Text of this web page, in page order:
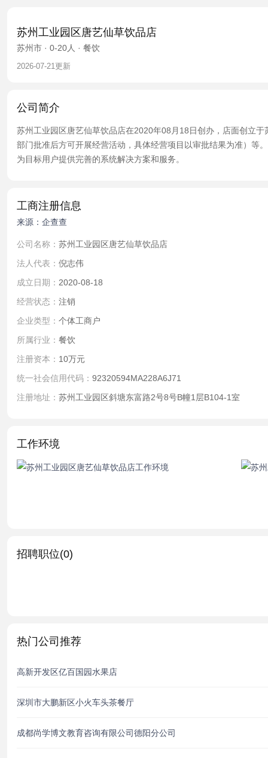
苏州工业园区唐艺仙草饮品店
苏州市 · 0-20人 · 餐饮
2026-07-21更新
公司简介
苏州工业园区唐艺仙草饮品店在2020年08月18日创办，店面创立
部门批准后方可开展经营活动，具体经营项目以审批结果为准）等
为目标用户提供完善的系统解决方案和服务。
工商注册信息
来源：企查查
公司名称： 苏州工业园区唐艺仙草饮品店
法人代表： 倪志伟
成立日期： 2020-08-18
经营状态： 注销
企业类型： 个体工商户
所属行业： 餐饮
注册资本： 10万元
统一社会信用代码： 92320594MA228A6J71
注册地址： 苏州工业园区斜塘东富路2号8号B幢1层B104-1室
工作环境
招聘职位(0)
热门公司推荐
高新开发区亿百国园水果店
深圳市大鹏新区小火车头茶餐厅
成都尚学博文教育咨询有限公司德阳分公司